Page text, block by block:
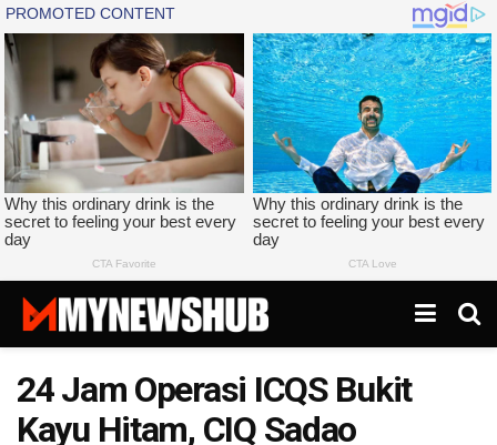
24 Jam Operasi ICQS Bukit
Kayu Hitam, CIQ Sadao